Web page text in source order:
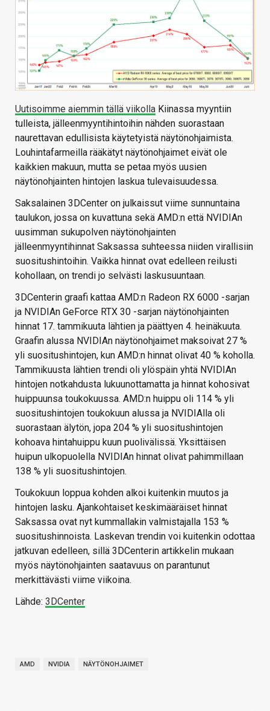
Uutisoimme aiemmin tällä viikolla Kiinassa myyntiin
tulleista, jälleenmyyntihintoihin nähden suorastaan
naurettavan edullisista käytetyistä näytönohjaimista.
Louhintafarmeilla rääkätyt näytönohjaimet eivät ole
kaikkien makuun, mutta se petaa myös uusien
näytönohjainten hintojen laskua tulevaisuudessa.
Saksalainen 3DCenter on julkaissut viime sunnuntaina
taulukon, jossa on kuvattuna sekä AMD:n että NVIDIAn
uusimman sukupolven näytönohjainten
jälleenmyyntihinnat Saksassa suhteessa niiden virallisiin
suositushintoihin. Vaikka hinnat ovat edelleen reilusti
kohollaan, on trendi jo selvästi laskusuuntaan.
3DCenterin graafi kattaa AMD:n Radeon RX 6000 -sarjan
ja NVIDIAn GeForce RTX 30 -sarjan näytönohjainten
hinnat 17. tammikuuta lähtien ja päättyen 4. heinäkuuta.
Graafin alussa NVIDIAn näytönohjaimet maksoivat 27 %
yli suositushintojen, kun AMD:n hinnat olivat 40 % koholla.
Tammikuusta lähtien trendi oli ylöspäin yhtä NVIDIAn
hintojen notkahdusta lukuunottamatta ja hinnat kohosivat
huippuunsa toukokuussa. AMD:n huippu oli 114 % yli
suositushintojen toukokuun alussa ja NVIDIAlla oli
suorastaan älytön, jopa 204 % yli suositushintojen
kohoava hintahuippu kuun puolivälissä. Yksittäisen
huipun ulkopuolella NVIDIAn hinnat olivat pahimmillaan
138 % yli suositushintojen.
Toukokuun loppua kohden alkoi kuitenkin muutos ja
hintojen lasku. Ajankohtaiset keskimääräiset hinnat
Saksassa ovat nyt kummallakin valmistajalla 153 %
suositushinnoista. Laskevan trendin voi kuitenkin odottaa
jatkuvan edelleen, sillä 3DCenterin artikkelin mukaan
myös näytönohjainten saatavuus on parantunut
merkittävästi viime viikoina.
Lähde: 3DCenter
AMD NVIDIA NÄYTÖNOHJAIMET